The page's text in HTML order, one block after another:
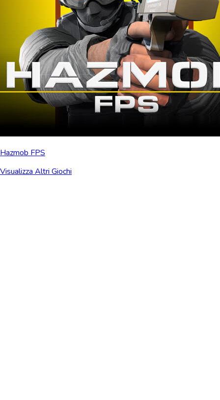
Hazmob FPS
Visualizza Altri Giochi